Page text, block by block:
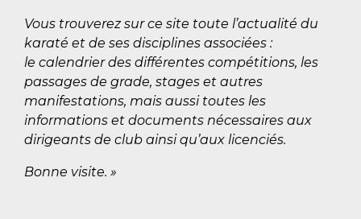
Vous trouverez sur ce site toute l’actualité du
karaté et de ses disciplines associées :
le calendrier des différentes compétitions, les
passages de grade, stages et autres
manifestations, mais aussi toutes les
informations et documents nécessaires aux
dirigeants de club ainsi qu’aux licenciés.
Bonne visite. »